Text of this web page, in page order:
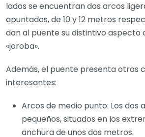
lados se encuentran dos arcos
apuntados, de 10 y 12 metros
dan al puente su distintivo aspecto
«joroba».
Además, el puente presenta otras
interesantes:
Arcos de medio punto: Los dos
pequeños, situados en los
anchura de unos dos metros.